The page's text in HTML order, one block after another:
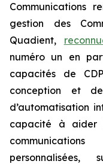
Communications
gestion des
Quadient,
numéro un en
capacités de
conception et
d’automatisation
capacité à aider